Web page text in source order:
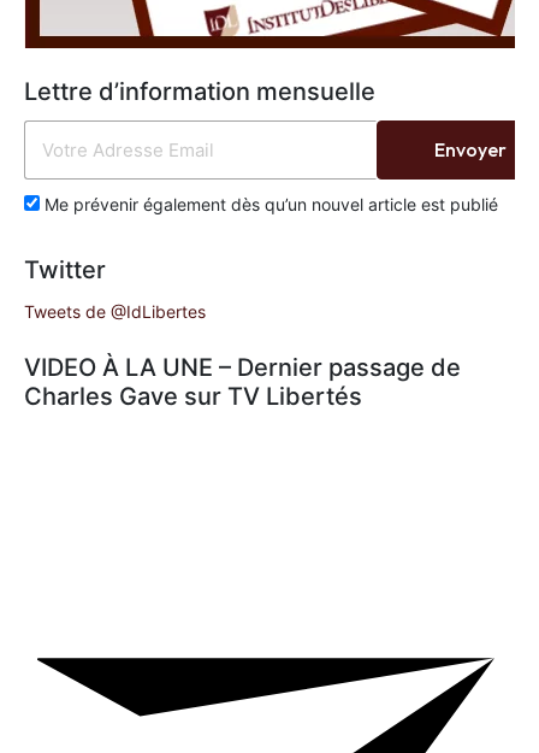
Lettre d’information mensuelle
Me prévenir également dès qu’un nouvel article est publié
Envoyer
Twitter
Tweets de @IdLibertes
VIDEO À LA UNE – Dernier passage de
Charles Gave sur TV Libertés